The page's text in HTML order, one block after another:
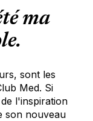
ma
sont les
Med. Si
l'inspiration
son nouveau